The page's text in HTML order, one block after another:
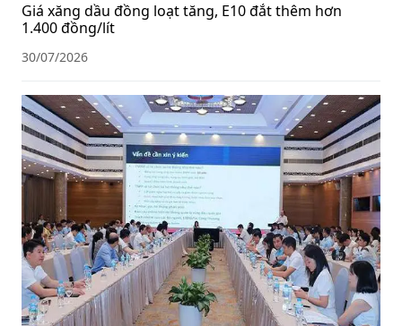
Giá xăng dầu đồng loạt tăng, E10 đắt thêm hơn
1.400 đồng/lít
30/07/2026